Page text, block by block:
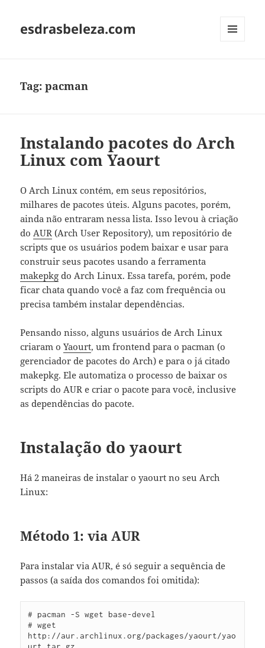
esdrasbeleza.com
Tag:pacman
Instalando pacotes do Arch
Linux com Yaourt
O Arch Linux contém, em seus repositórios,
milhares de pacotes úteis. Alguns pacotes, porém,
ainda não entraram nessa lista. Isso levou à criação
doAUR (Arch User Repository), um repositório de
scripts que os usuários podem baixar e usar para
construir seus pacotes usando a ferramenta
makepkg do Arch Linux. Essa tarefa, porém, pode
ficar chata quando você a faz com frequência ou
precisa também instalar dependências.
Pensando nisso, alguns usuários de Arch Linux
criaram oYaourt, um frontend para o pacman (o
gerenciador de pacotes do Arch) e para o já citado
makepkg. Ele automatiza o processo de baixar os
scripts do AUR e criar o pacote para você, inclusive
as dependências do pacote.
Instalação do yaourt
Há 2 maneiras de instalar o yaourt no seu Arch
Linux:
Método 1: via AUR
Para instalar via AUR, é só seguir a sequência de
passos (a saída dos comandos foi omitida):
# pacman -S wget base-devel
# wget
http://aur.archlinux.org/packages/yaourt/yao